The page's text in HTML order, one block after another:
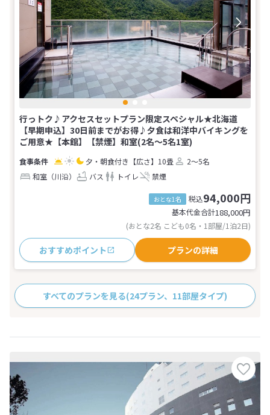
行っトク♪アクセスセットプラン限定スペシャル★北海道
【早期申込】30日前までがお得♪夕食は和洋中バイキングを
ご用意★【本館】【禁煙】和室(2名～5名1室)
夕・朝食付き 【広さ】10畳
2～5名
和室（川沿）
バス トイレ 禁煙
おとな1名 税込94,000円
基本代金合計188,000円
(おとな2名 こども0名・1部屋/1泊2日)
おすすめポイント プランの詳細
すべてのプランを見る(24プラン、11部屋タイプ)